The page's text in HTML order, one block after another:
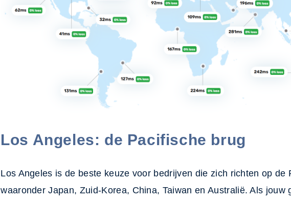
Los Angeles: de Pacifische brug
Los Angeles is de beste keuze voor bedrijven die zich richten op de
waaronder Japan, Zuid-Korea, China, Taiwan en Australië. Als jouw